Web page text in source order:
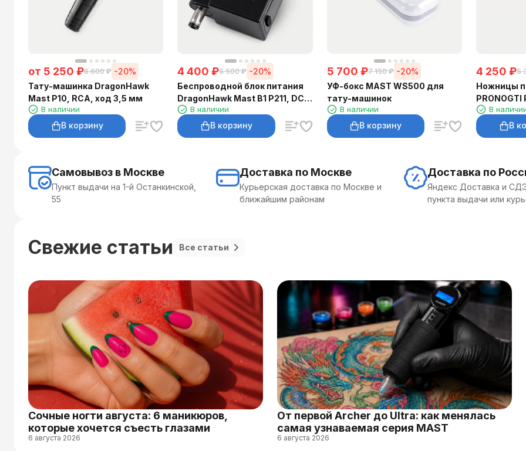
от 5 250 ₽6 600 ₽ -20%
Тату-машинка DragonHawk
Mast P10, RCA, ход 3,5 мм
В наличии
В корзину
4 400 ₽5 500 ₽ -20%
Беспроводной блок питания
DragonHawk Mast B1 P211, DC,
1300 мА·ч
В наличии
В корзину
5 700 ₽7 150 ₽ -20%
УФ-бокс MAST WS500 для
тату-машинок
В наличии
В корзину
4 250 ₽5
Ножницы
В
В
Самовывоз в Москве
Пункт выдачи на 1-й Останкинской,
55
Доставка по Москве
Курьерская доставка по Москве и
ближайшим районам
Доставка по
Яндекс Доставка и
пункта выдачи или
Свежие статьи Все статьи
Сочные ногти августа: 6 маникюров,
которые хочется съесть глазами
6 августа 2026
От первой Archer до Ultra: как менялась
самая узнаваемая серия MAST
6 августа 2026